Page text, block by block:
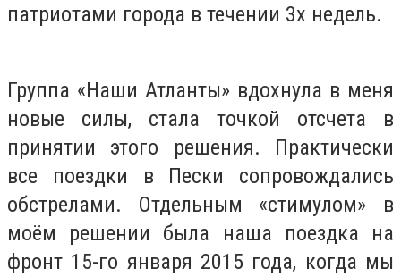
патриотами города в течении 3х недель.
Группа «Наши Атланты» вдохнула в меня
новые силы, стала точкой отсчета в
принятии этого решения. Практически
все поездки в Пески сопровождались
обстрелами. Отдельным «стимулом» в
моём решении была наша поездка на
фронт 15-го января 2015 года, когда мы